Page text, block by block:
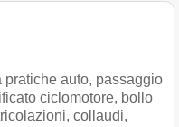
auto, passaggio
ciclomotore, bollo
collaudi,